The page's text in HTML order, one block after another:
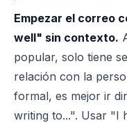
Empezar el correo
well" sin contexto.
popular, solo tiene
relación con la
formal, es mejor ir
writing to...". Usar "I